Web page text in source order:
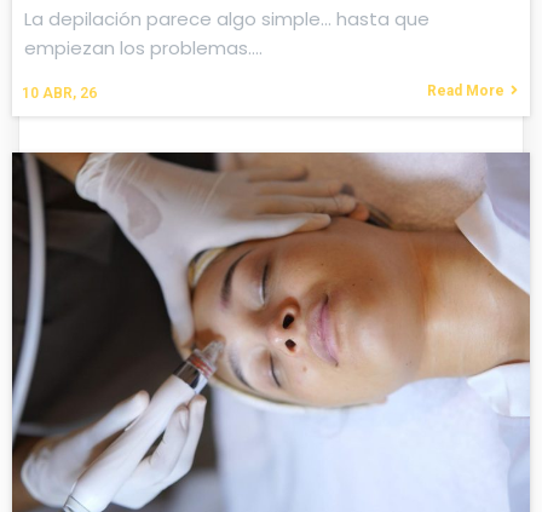
10 ABR, 26
La depilación parece algo simple… hasta que
empiezan los problemas.…
Read More